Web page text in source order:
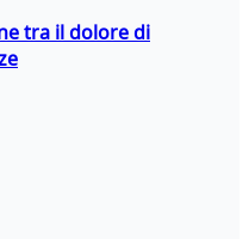
tra il dolore di